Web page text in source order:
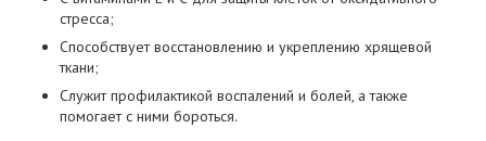
стресса;
Способствует восстановлению и укреплению хрящевой
ткани;
Служит профилактикой воспалений и болей, а также
помогает с ними бороться.